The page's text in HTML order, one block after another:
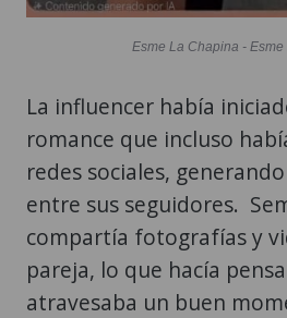
Esme La Chapina -
La influencer había
romance que incluso
redes sociales,
entre sus seguidores.
compartía fotografías y
pareja, lo que hacía
atravesaba un buen